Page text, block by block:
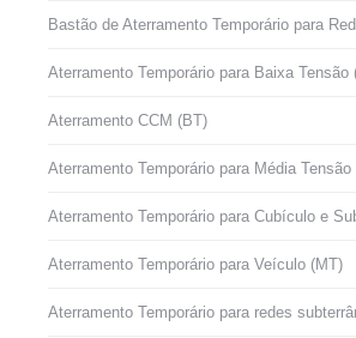
Bastão de Aterramento Temporário para
Aterramento Temporário para Baixa Tensão
Aterramento CCM (BT)
Aterramento Temporário para Média Tensão
Aterramento Temporário para Cubículo e
Aterramento Temporário para Veículo (MT)
Aterramento Temporário para redes